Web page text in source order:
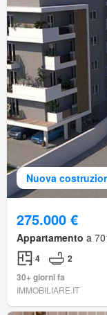
Nuova
275.000 €
Appartamento a
4
2
30+ giorni fa
IMMOBILIARE.IT